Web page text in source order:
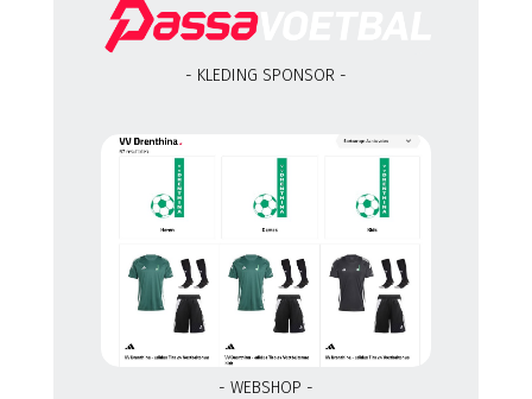
- KLEDING SPONSOR -
- WEBSHOP -